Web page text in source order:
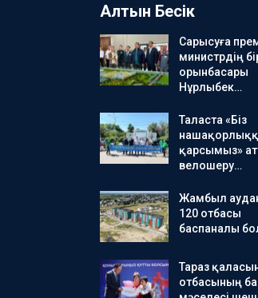
Алтын Бесік
Сарысуға
министрдің
орынбасары
Нұрлыбек…
Таласта «Біз
қарсымыз»
велошеру…
Жамбыл
120 отбасы
баспаналы
Тараз
отбасының